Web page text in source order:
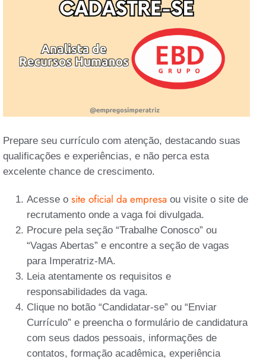
Prepare seu currículo com atenção, destacando suas
qualificações e experiências, e não perca esta
excelente chance de crescimento.
Acesse o site oficial da empresa ou visite o site de
recrutamento onde a vaga foi divulgada.
Procure pela seção “Trabalhe Conosco” ou
“Vagas Abertas” e encontre a seção de vagas
para Imperatriz-MA.
Leia atentamente os requisitos e
responsabilidades da vaga.
Clique no botão “Candidatar-se” ou “Enviar
Currículo” e preencha o formulário de candidatura
com seus dados pessoais, informações de
contatos, formação acadêmica, experiência